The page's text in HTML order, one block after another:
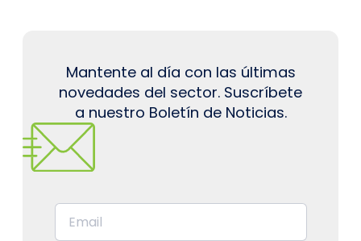
Mantente al día con las últimas
novedades del sector. Suscríbete
a nuestro Boletín de Noticias.